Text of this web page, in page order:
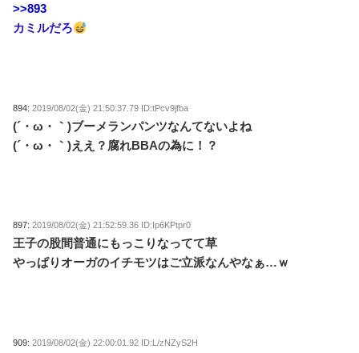
>>893
カミルだろ
894:2019/08/02(金) 21:50:37.79 ID:tPcv9jfba
(´・ω・｀)ブーメランパンツなんてないよね
(´・ω・｀)ええ？腐れBBAの為に！？
897:2019/08/02(金) 21:52:59.36 ID:Ip6KPtpr0
王子の股間普通にもっこりなってて草
やっぱりオーガのイチモツはご立派なんやなぁ…ｗ
909:2019/08/02(金) 22:00:01.92 ID:L/zNZyS2H